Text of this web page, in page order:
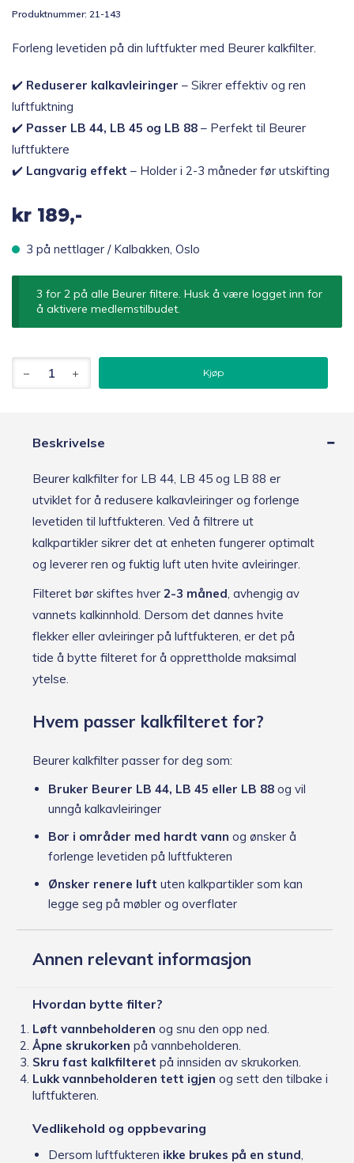
Produktnummer: 21-143
Forleng levetiden på din luftfukter med Beurer kalkfilter.
✔️ Reduserer kalkavleiringer – Sikrer effektiv og ren
luftfuktning
✔️ Passer LB 44, LB 45 og LB 88 – Perfekt til Beurer
luftfuktere
✔️ Langvarig effekt – Holder i 2-3 måneder før utskifting
kr 189,-
3 på nettlager / Kalbakken, Oslo
3 for 2 på alle Beurer filtere. Husk å være logget inn for
å aktivere medlemstilbudet.
44
luftfukter
antall
Kjøp
Beskrivelse
Beurer kalkfilter for LB 44, LB 45 og LB 88 er
utviklet for å redusere kalkavleiringer og forlenge
levetiden til luftfukteren. Ved å filtrere ut
kalkpartikler sikrer det at enheten fungerer optimalt
og leverer ren og fuktig luft uten hvite avleiringer.
Filteret bør skiftes hver 2-3 måned , avhengig av
vannets kalkinnhold. Dersom det dannes hvite
flekker eller avleiringer på luftfukteren, er det på
tide å bytte filteret for å opprettholde maksimal
ytelse.
Hvem passer kalkfilteret for?
Beurer kalkfilter passer for deg som:
Bruker Beurer LB 44, LB 45 eller LB 88 og vil
unngå kalkavleiringer
Bor i områder med hardt vann og ønsker å
forlenge levetiden på luftfukteren
Ønsker renere luft uten kalkpartikler som kan
legge seg på møbler og overflater
Annen relevant informasjon
Hvordan bytte filter?
Løft vannbeholderen og snu den opp ned.
Åpne skrukorken på vannbeholderen.
Skru fast kalkfilteret på innsiden av skrukorken.
Lukk vannbeholderen tett igjen og sett den tilbake i
luftfukteren.
Vedlikehold og oppbevaring
Dersom luftfukteren ikke brukes på en stund,